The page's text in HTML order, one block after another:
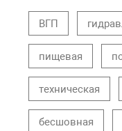
ВГП
пищевая
техническая
бесшовная